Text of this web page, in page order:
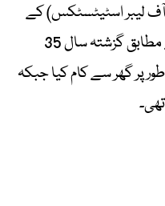
آف لیبر اسٹیٹسٹکس) کے
تازہ ترین امریکن ٹائم یوز سروے کے مطابق گزشتہ سال 35
پر گھر سے کام کیا جبکہ